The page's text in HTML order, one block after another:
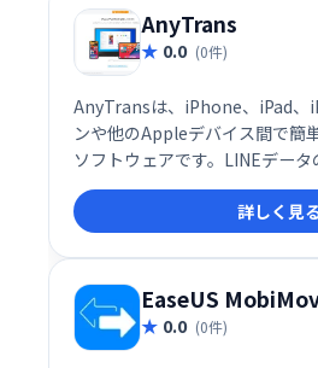
AnyTrans
0.0 (0件)
AnyTransは、iPhone、iPad、
ンや他のAppleデバイス間で簡
ソフトウェアです。LINEデー
元、HEICファイル変換、着信
を搭載。直感的な操作性で、専
ーズに利用できます。データ
にデバイス間でデータのやり取
詳しく見
EaseUS
0.0 (0件)